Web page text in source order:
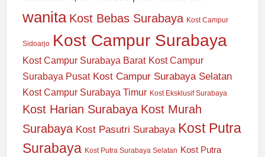
wanita Kost Bebas Surabaya Kost Campur
Sidoarjo Kost Campur Surabaya
Kost Campur Surabaya Barat Kost Campur
Surabaya Pusat Kost Campur Surabaya Selatan
Kost Campur Surabaya Timur Kost Eksklusif Surabaya
Kost Harian Surabaya Kost Murah
Surabaya Kost Pasutri Surabaya Kost Putra
Surabaya Kost Putra Surabaya Selatan Kost Putra